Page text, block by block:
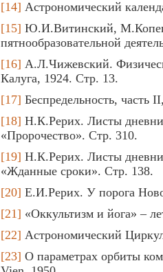
[14] Астрономический
[15] Ю.И.Витинский,
пятнообразовательной
[16] А.Л.Чижевский.
Калуга, 1924. Стр. 13.
[17] Беспредельность, часть
[18] Н.К.Рерих. Листы
«Пророчество». Стр. 310.
[19] Н.К.Рерих. Листы
«Жданные сроки». Стр. 138.
[20] Е.И.Рерих. У порога
[21] «Оккультизм и йога» –
[22] Астрономический
[23] О параметрах орбиты